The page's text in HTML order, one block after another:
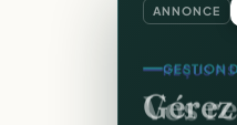
ANNONCE
GESTION